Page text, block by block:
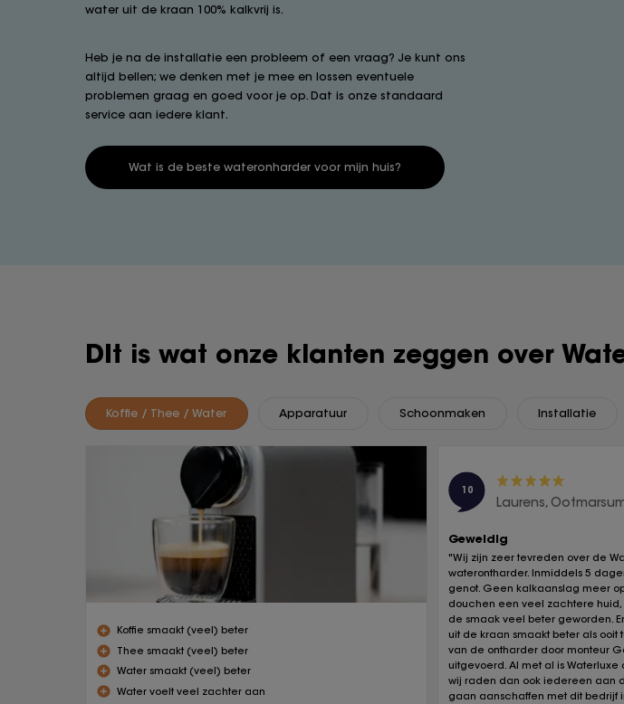
water uit de kraan 100% kalkvrij is.
Heb je na de installatie een probleem of een vraag? Je kunt ons
altijd bellen; we denken met je mee en lossen eventuele
problemen graag en goed voor je op. Dat is onze standaard
service aan iedere klant.
Wat is de beste wateronharder voor mijn huis?
DIt is wat onze klanten zeggen over
Koffie / Thee / Water Apparatuur Schoonmaken Installatie
Koffie smaakt (veel) beter
Thee smaakt (veel) beter
Water smaakt (veel) beter
Water voelt veel zachter aan
10
Laurens,
Geweldig
"Wij zijn zeer tevreden over de
waterontharder. Inmiddels 5
genot. Geen kalkaanslag meer
douchen een veel zachtere huid,
de smaak veel beter geworden.
uit de kraan smaakt beter als ooit
van de ontharder door monteur
uitgevoerd. Al met al is
wij raden dan ook iedereen aan
gaan aanschaffen met dit bedrijf